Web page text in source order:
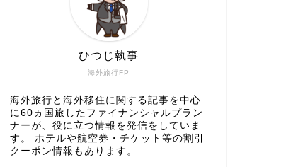
海外旅行FP
ひつじ執事
海外旅行と海外移住に関する記事を中心
に60ヵ国旅したファイナンシャルプラン
ナーが、役に立つ情報を発信をしていま
す。 ホテルや航空券・チケット等の割引
クーポン情報もあります。